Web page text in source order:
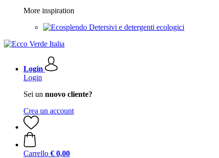
More inspiration
Detersivi e detergenti ecologici
Login
Login
Sei un nuovo cliente?
Crea un account
Carrello € 0,00